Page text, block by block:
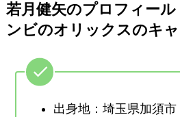
若月健矢のプロフィール
ンビのオリックスのキャ
出身地：埼玉県加須市